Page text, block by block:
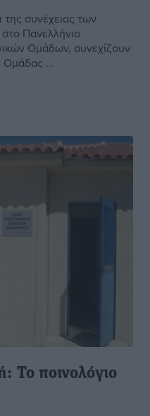
της συνέχειας των
Πανελλήνιο
Ομάδων, συνεχίζουν
Ομάδας ...
Το ποινολόγιο